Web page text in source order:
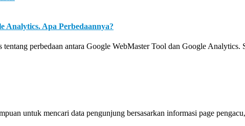
Analytics. Apa Perbedaannya?
perbedaan antara Google WebMaster Tool dan Google Analytics.
untuk mencari data pengunjung bersasarkan informasi page